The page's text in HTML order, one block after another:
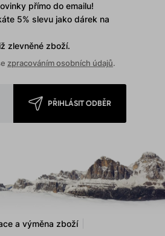
přímo do emailu!
5% slevu jako dárek na
zlevněné zboží.
zpracováním osobních údajů.
PŘIHLÁSIT ODBĚR
a výměna zboží